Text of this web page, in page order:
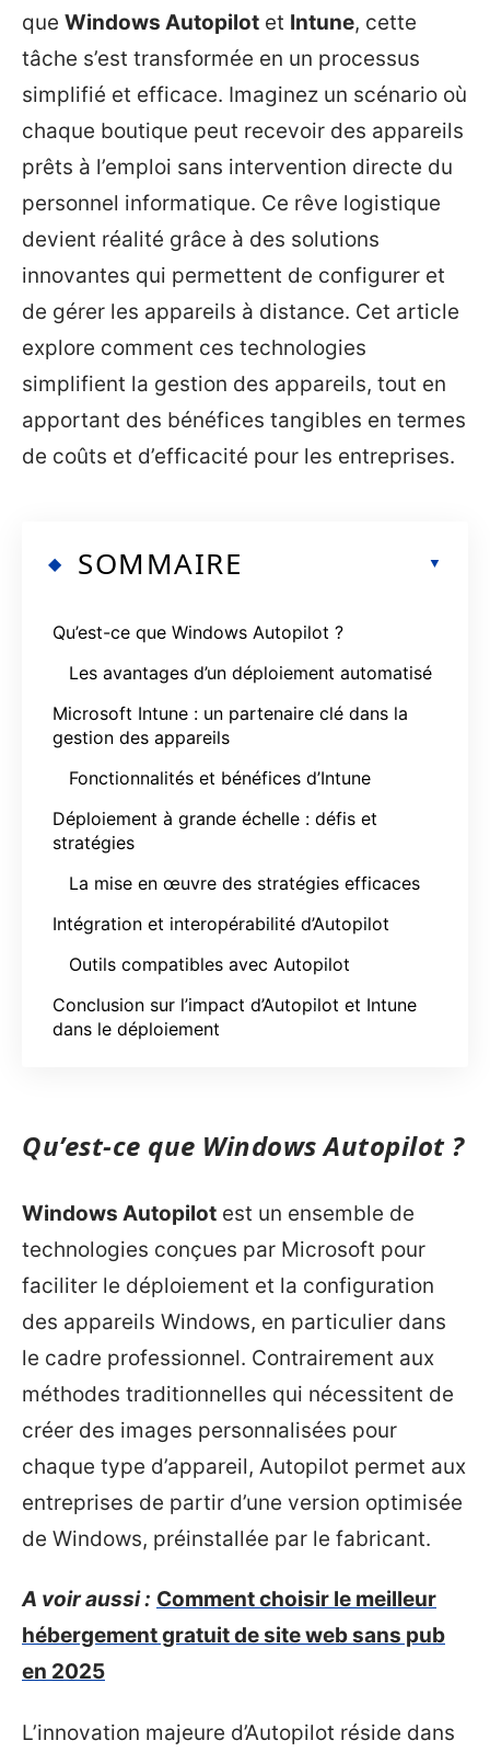
que Windows Autopilot et Intune, cette
tâche s’est transformée en un processus
simplifié et efficace. Imaginez un scénario où
chaque boutique peut recevoir des appareils
prêts à l’emploi sans intervention directe du
personnel informatique. Ce rêve logistique
devient réalité grâce à des solutions
innovantes qui permettent de configurer et
de gérer les appareils à distance. Cet article
explore comment ces technologies
simplifient la gestion des appareils, tout en
apportant des bénéfices tangibles en termes
de coûts et d’efficacité pour les entreprises.
SOMMAIRE
Qu’est-ce que Windows Autopilot ?
Les avantages d’un déploiement automatisé
Microsoft Intune : un partenaire clé dans la
gestion des appareils
Fonctionnalités et bénéfices d’Intune
Déploiement à grande échelle : défis et
stratégies
La mise en œuvre des stratégies efficaces
Intégration et interopérabilité d’Autopilot
Outils compatibles avec Autopilot
Conclusion sur l’impact d’Autopilot et Intune
dans le déploiement
Qu’est-ce que Windows Autopilot ?
Windows Autopilot est un ensemble de
technologies conçues par Microsoft pour
faciliter le déploiement et la configuration
des appareils Windows, en particulier dans
le cadre professionnel. Contrairement aux
méthodes traditionnelles qui nécessitent de
créer des images personnalisées pour
chaque type d’appareil, Autopilot permet aux
entreprises de partir d’une version optimisée
de Windows, préinstallée par le fabricant.
A voir aussi : Comment choisir le meilleur
hébergement gratuit de site web sans pub
en 2025
L’innovation majeure d’Autopilot réside dans